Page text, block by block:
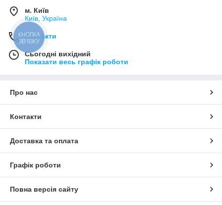
м. Київ
Київ, Україна
Контакти
Сьогодні вихідний
Показати весь графік роботи
Про нас
Контакти
Доставка та оплата
Графік роботи
Повна версія сайту
КНОПКА
ЗВ'ЯЗКУ